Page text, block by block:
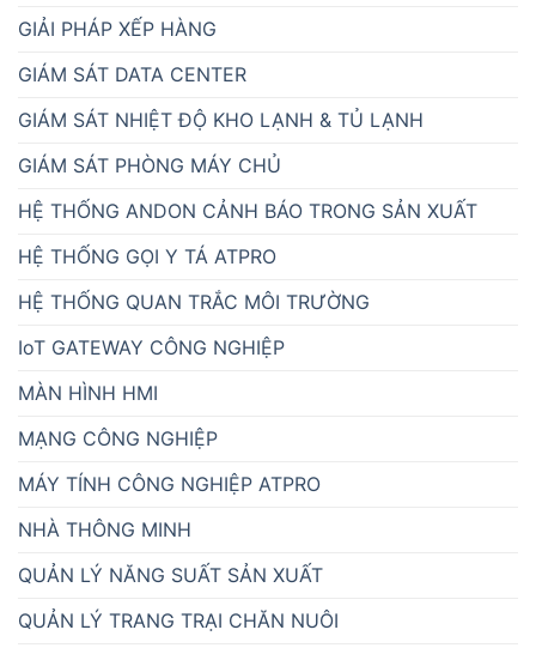
GIẢI PHÁP XẾP HÀNG
GIÁM SÁT DATA CENTER
GIÁM SÁT NHIỆT ĐỘ KHO LẠNH & TỦ LẠNH
GIÁM SÁT PHÒNG MÁY CHỦ
HỆ THỐNG ANDON CẢNH BÁO TRONG SẢN XUẤT
HỆ THỐNG GỌI Y TÁ ATPRO
HỆ THỐNG QUAN TRẮC MÔI TRƯỜNG
IoT GATEWAY CÔNG NGHIỆP
MÀN HÌNH HMI
MẠNG CÔNG NGHIỆP
MÁY TÍNH CÔNG NGHIỆP ATPRO
NHÀ THÔNG MINH
QUẢN LÝ NĂNG SUẤT SẢN XUẤT
QUẢN LÝ TRANG TRẠI CHĂN NUÔI